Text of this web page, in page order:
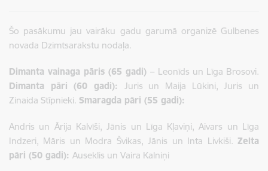
Šo pasākumu jau vairāku gadu garumā organizē Gulbenes
novada Dzimtsarakstu nodaļa.
Dimanta vainaga pāris (65 gadi) – Leonīds un Līga Brosovi.
Dimanta pāri (60 gadi):
Juris un Maija Lūkini, Juris un
Zinaida Stīpnieki. Smaragda pāri (55 gadi):
Andris un Ārija Kalvīši, Jānis un Līga Kļaviņi, Aivars un Līga
Indzeri, Māris un Modra Švikas, Jānis un Inta Livkiši. Zelta
pāri (50 gadi): Auseklis un Vaira Kalniņi